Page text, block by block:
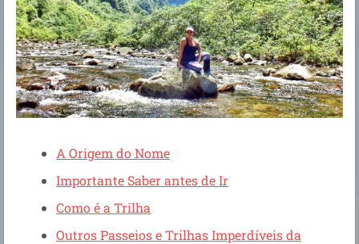
A Origem do Nome
Importante Saber antes de Ir
Como é a Trilha
Outros Passeios e Trilhas Imperdíveis da